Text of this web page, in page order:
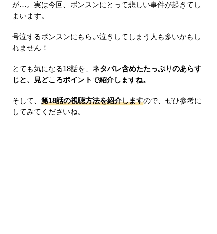
が…。実は今回、ボンスンにとって悲しい事件が起きてし
まいます。
号泣するボンスンにもらい泣きしてしまう人も多いかもし
れません！
とても気になる18話を、 ネタバレ含めたたっぷりのあらす
じと、見どころポイントで紹介しますね。
そして、 第18話の視聴方法を紹介しますので、ぜひ参考に
してみてくださいね。